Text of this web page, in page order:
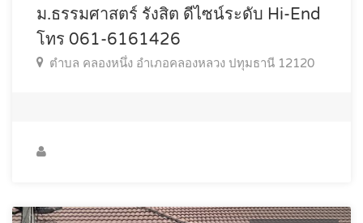
ม.ธรรมศาสตร์ รังสิต ดีไซน์ระดับ Hi-End
โทร 061-6161426
ตำบล คลองหนึ่ง อำเภอคลองหลวง ปทุมธานี 12120